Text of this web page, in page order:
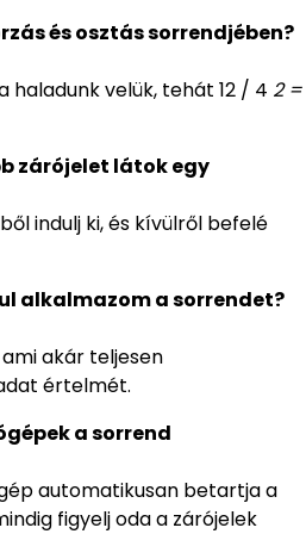
és osztás sorrendjében?
haladunk velük, tehát 12 / 4 2 =
zárójelet látok egy
indulj ki, és kívülről befelé
alkalmazom a sorrendet?
akár teljesen
értelmét.
a sorrend
automatikusan betartja a
figyelj oda a zárójelek